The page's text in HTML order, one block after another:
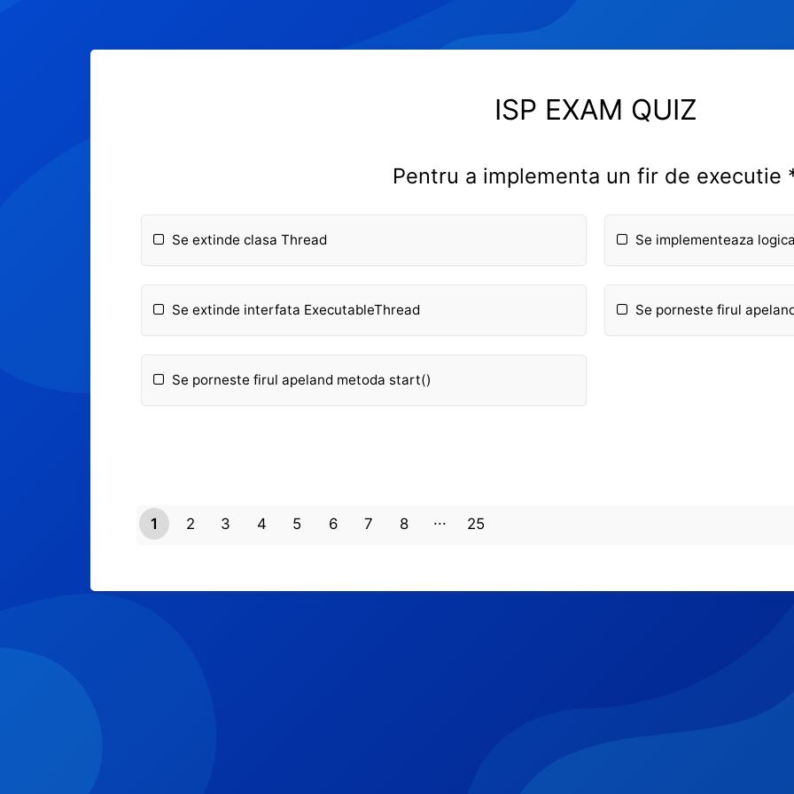
ISP EXAM QUIZ
Pentru a implementa un fir de executie
Se extinde clasa Thread Se implementeaza
Se extinde interfata ExecutableThread Se porneste firul
Se porneste firul apeland metoda start()
1 2 3 4 5 6 7
8
25